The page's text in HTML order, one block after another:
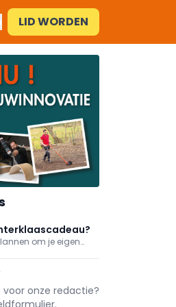
LID WORDEN
om je eigen
voor onze redactie?